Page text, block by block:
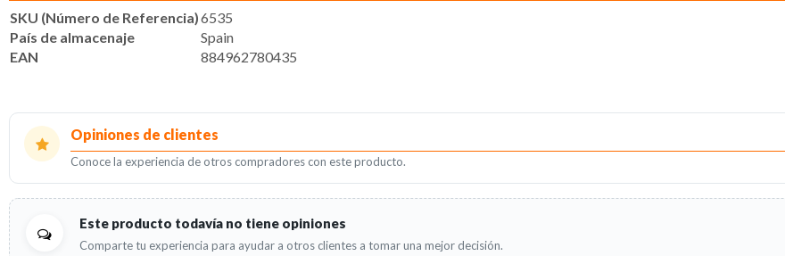
SKU (Número de Referencia)6535
País de almacenaje
Spain
EAN
884962780435
Opiniones de clientes
Conoce la experiencia de otros compradores con este producto.
Este producto todavía no tiene opiniones
Comparte tu experiencia para ayudar a otros clientes a tomar una mejor decisión.